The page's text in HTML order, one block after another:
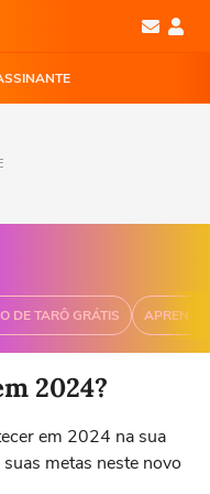
DE TARÔ GRÁTIS
Câncer
2024?
em 2024 na sua
metas neste novo